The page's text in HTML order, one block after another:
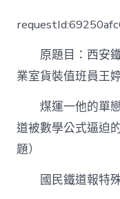
原題目：西安
業室貨裝值班員王
煤運一他的單
道被數學公式逼迫
題）
國民鐵道報特